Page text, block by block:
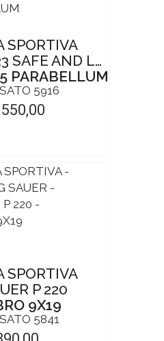
SPORTIVA
AND LOADED
PARABELLUM
5916
SPORTIVA
P 220
9X19
5841